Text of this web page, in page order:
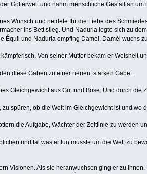
aus der Götterwelt und nahm
Wunsch und neidete Ihr die Liebe des
Uhrmacher ins Bett stieg. Und
Équil und Naduria empfing Damél.
und kämpferisch. Von seiner Mutter
wurden diese Gaben zu einer
Gleichgewicht aus Gut und Böse.
zu spüren, ob die Welt im
den Göttern die Aufgabe, Wächter
und tat was er tun musste um die
Visionen. Als sie heranwuchsen ging er zu